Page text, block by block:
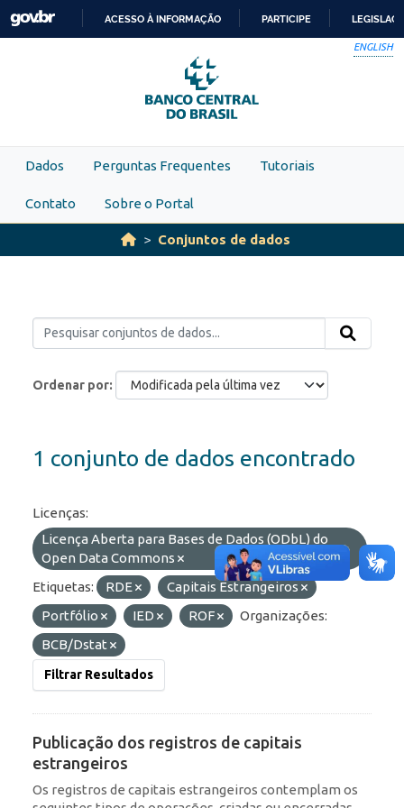
Skip to main content
PARA
O
CONTEÚDO
ACESSO À INFORMAÇÃO PARTICIPE
ENGLISH
Dados Perguntas Frequentes Tutoriais
Contato Sobre o Portal
Conjuntos de dados
Ordenar por
1 conjunto de dados encontrado
Licenças:
Licença Aberta para Bases de Dados (ODbL) do
Open Data Commons
Etiquetas:
RDE
Capitais Estrangeiros
Portfólio
IED ROF
Organizações:
BCB/Dstat
Filtrar Resultados
Publicação dos registros de capitais
estrangeiros
Os registros de capitais estrangeiros contemplam os